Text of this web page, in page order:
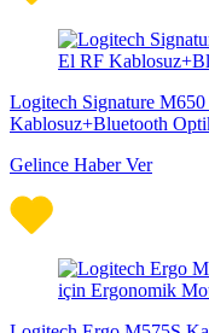
Logitech Signature
Kablosuz+Bluetooth
Gelince Haber Ver